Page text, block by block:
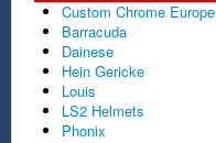
Custom Chrome Europe
Barracuda
Dainese
Hein Gericke
Louis
LS2 Helmets
Phonix